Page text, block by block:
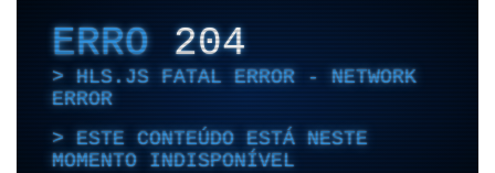
ERRO204
HLS.JS FATAL ERROR - NETWORK
ERROR
ESTE CONTEÚDO ESTÁ NESTE
MOMENTO INDISPONÍVEL